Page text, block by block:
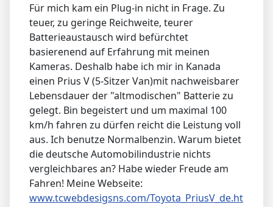
Für mich kam ein Plug-in nicht in Frage. Zu
teuer, zu geringe Reichweite, teurer
Batterieaustausch wird befürchtet
basierenend auf Erfahrung mit meinen
Kameras. Deshalb habe ich mir in Kanada
einen Prius V (5-Sitzer Van)mit nachweisbarer
Lebensdauer der "altmodischen" Batterie zu
gelegt. Bin begeistert und um maximal 100
km/h fahren zu dürfen reicht die Leistung voll
aus. Ich benutze Normalbenzin. Warum bietet
die deutsche Automobilindustrie nichts
vergleichbares an? Habe wieder Freude am
Fahren! Meine Webseite:
www.tcwebdesigsns.com/Toyota_PriusV_de.ht